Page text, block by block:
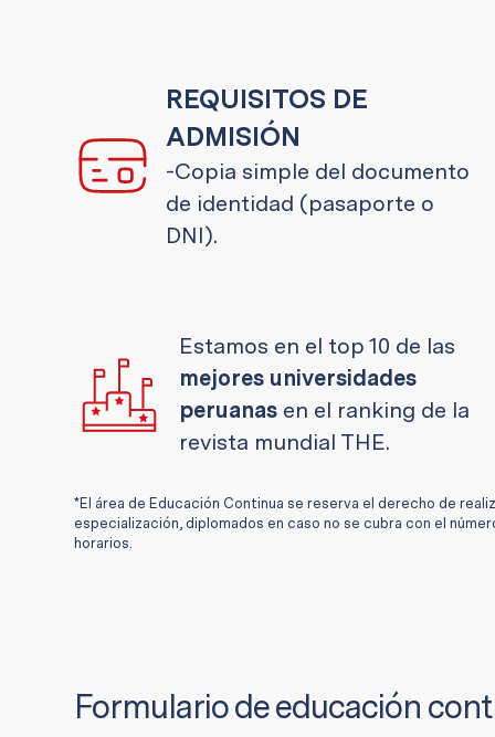
REQUISITOS DE
ADMISIÓN
-Copia simple del documento
de identidad (pasaporte o
DNI).
Estamos en el top 10 de las
mejores universidades
peruanas en el ranking de la
revista mundial THE.
*El área de Educación Continua se reserva el derecho de
especialización, diplomados en caso no se cubra con el
horarios.
Formulario de educación